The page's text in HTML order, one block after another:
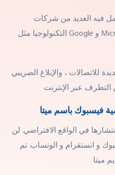
فيه العديد من شركات
Google
للاتصالات ، والإبلاغ الضريبي
في الواقع الافتراضي. لن
و انستقرام و الوتساب. تم